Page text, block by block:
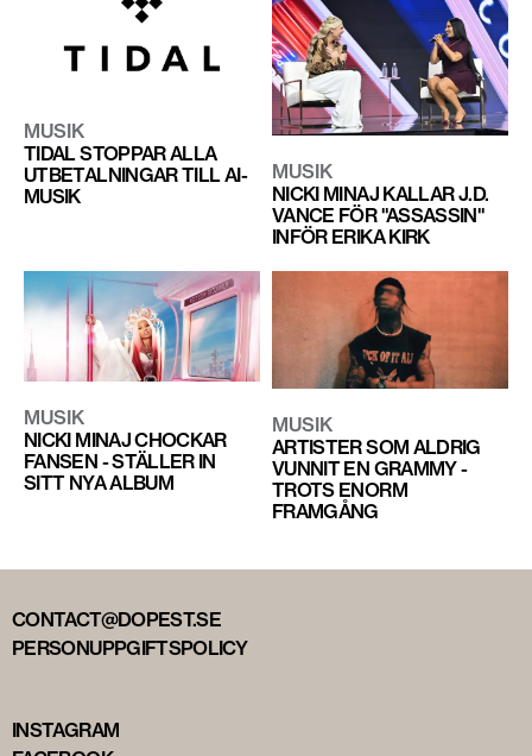
MUSIK
TIDAL STOPPAR ALLA
UTBETALNINGAR TILL AI-
MUSIK
MUSIK
NICKI MINAJ KALLAR J.D.
VANCE FÖR "ASSASSIN"
INFÖR ERIKA KIRK
MUSIK
NICKI MINAJ CHOCKAR
FANSEN - STÄLLER IN
SITT NYA ALBUM
MUSIK
ARTISTER SOM ALDRIG
VUNNIT EN GRAMMY -
TROTS ENORM
FRAMGÅNG
CONTACT@DOPEST.SE
PERSONUPPGIFTSPOLICY
INSTAGRAM